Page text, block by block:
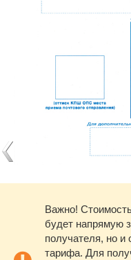
Важно!
будет напрямую
получателя, но и
тарифа. Для